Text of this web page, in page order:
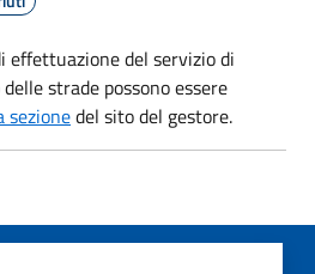
effettuazione del servizio di
strade possono essere
sezionedel sito del gestore.